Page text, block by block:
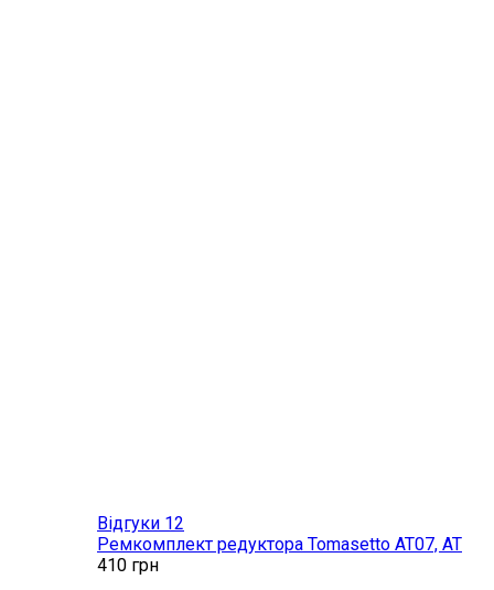
Відгуки 12
Ремкомплект редуктора Tomasetto AT07, AT
410 грн